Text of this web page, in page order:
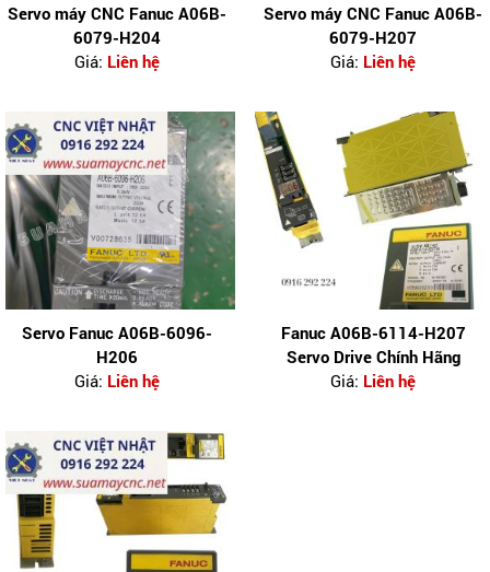
Servo máy CNC Fanuc A06B-
6079-H204
Giá: Liên hệ
Servo máy CNC Fanuc A06B-
6079-H207
Giá: Liên hệ
Servo Fanuc A06B-6096-
H206
Giá: Liên hệ
Fanuc A06B-6114-H207
Servo Drive Chính Hãng
Giá: Liên hệ